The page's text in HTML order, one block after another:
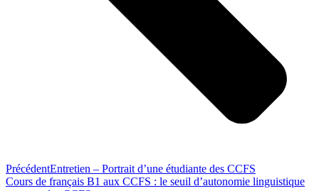
PrécédentEntretien – Portrait d’une étudiante des CCFS
Cours de français B1 aux CCFS : le seuil d’autonomie linguistique